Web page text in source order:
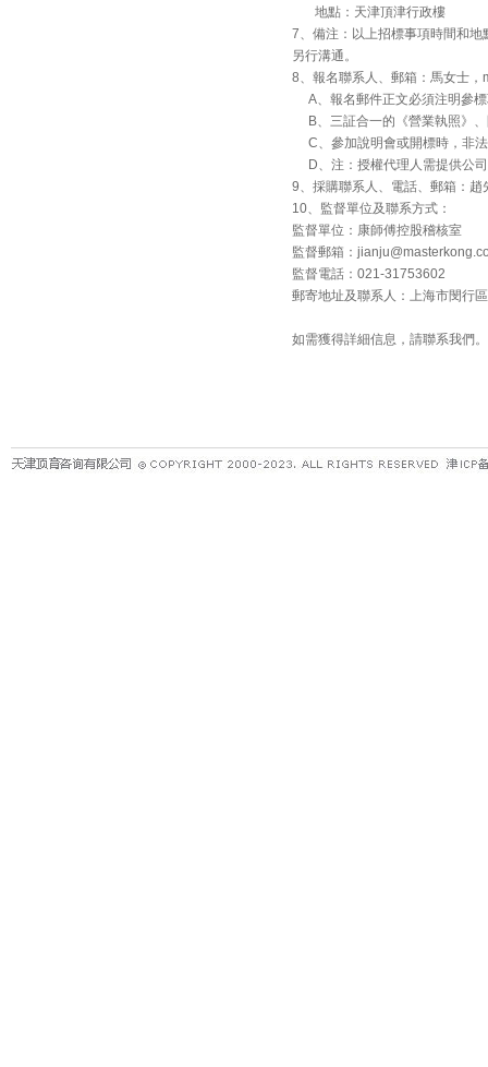
地點：天津頂津行政樓
7、備注：以上招標事項時間和
另行溝通。
8、報名聯系人、郵箱：馬女士
A、報名郵件正文必須注明參標
B、三証合一的《營業執照》、
C、參加說明會或開標時，非法
D、注：授權代理人需提供公
9、採購聯系人、電話、郵箱：
10、監督單位及聯系方式：
監督單位：康師傅控股稽核室
監督郵箱：
監督電話：021-31753602
郵寄地址及聯系人：上海市閔行
如需獲得詳細信息，請聯系我們。